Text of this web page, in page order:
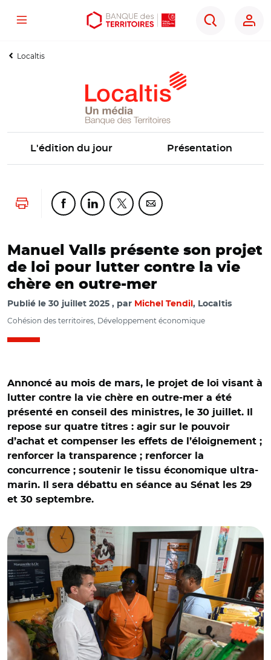
Aller
contenu
Aller
menu
Ouvrir
outils
Menu
Rechercher
Localtis
L'édition du jour Présentation
Lancer l'impressionPartager cette page sur Facebook
Partager cette page sur Linkedin
Partager cette page sur Twitter
Partager cette page sur
Manuel Valls présente son projet
de loi pour lutter contre la vie
chère en outre-mer
Publié le 30 juillet 2025 par Michel Tendil , Localtis
Cohésion des territoires, Développement économique
Annoncé au mois de mars, le projet de loi visant à
lutter contre la vie chère en outre-mer a été
présenté en conseil des ministres, le 30 juillet. Il
repose sur quatre titres : agir sur le pouvoir
d’achat et compenser les effets de l’éloignement ;
renforcer la transparence ; renforcer la
concurrence ; soutenir le tissu économique ultra-
marin. Il sera débattu en séance au Sénat les 29
et 30 septembre.
© Ville du Robert/ Manuel Valls dans une épicerie solidaire